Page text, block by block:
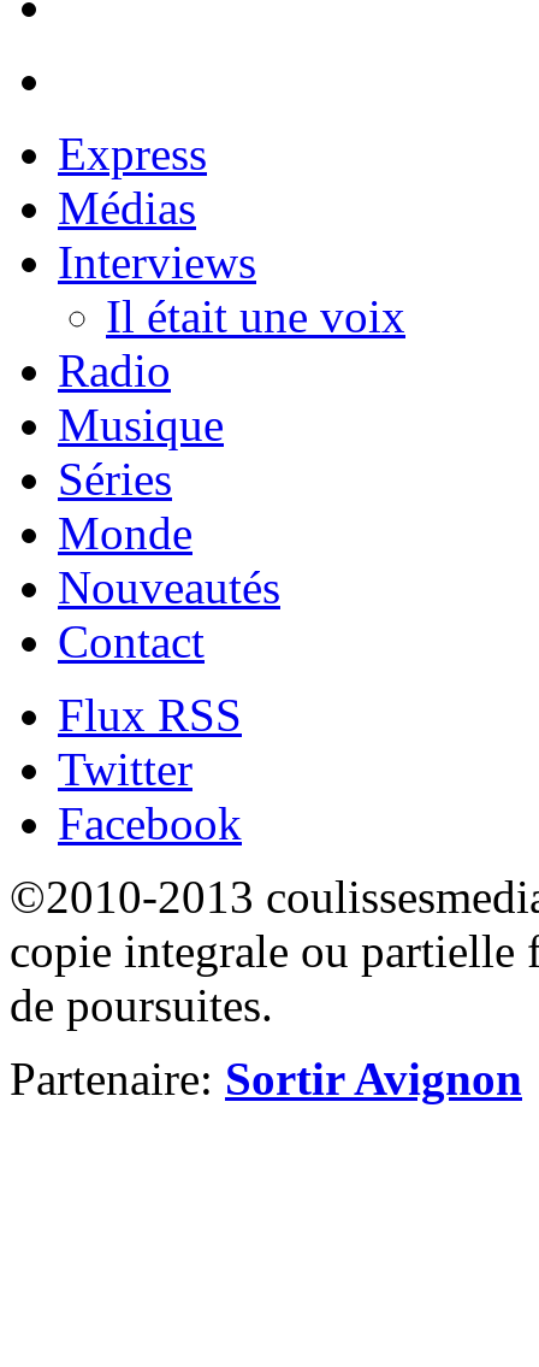
Express
Médias
Interviews
Il était une voix
Radio
Musique
Séries
Monde
Nouveautés
Contact
Flux RSS
Twitter
Facebook
©2010-2013
copie integrale ou partielle
de poursuites.
Partenaire: Sortir Avignon